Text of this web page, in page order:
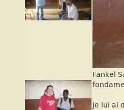
Fankel
Je lui ai